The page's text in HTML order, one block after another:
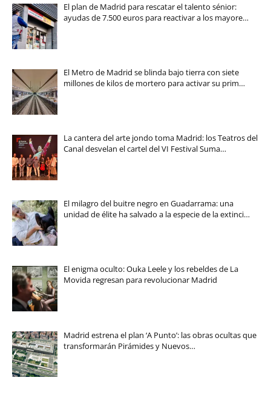
El plan de Madrid para rescatar el talento sénior:
ayudas de 7.500 euros para reactivar a los mayore…
El Metro de Madrid se blinda bajo tierra con siete
millones de kilos de mortero para activar su prim…
La cantera del arte jondo toma Madrid: los Teatros del
Canal desvelan el cartel del VI Festival Suma…
El milagro del buitre negro en Guadarrama: una
unidad de élite ha salvado a la especie de la extinci…
El enigma oculto: Ouka Leele y los rebeldes de La
Movida regresan para revolucionar Madrid
Madrid estrena el plan ‘A Punto’: las obras ocultas que
transformarán Pirámides y Nuevos…